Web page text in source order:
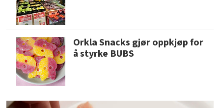
Orkla Snacks gjør oppkjøp for
å styrke BUBS